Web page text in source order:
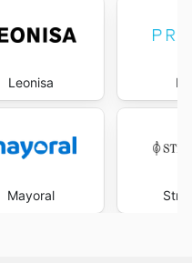
Leonisa
Mayoral